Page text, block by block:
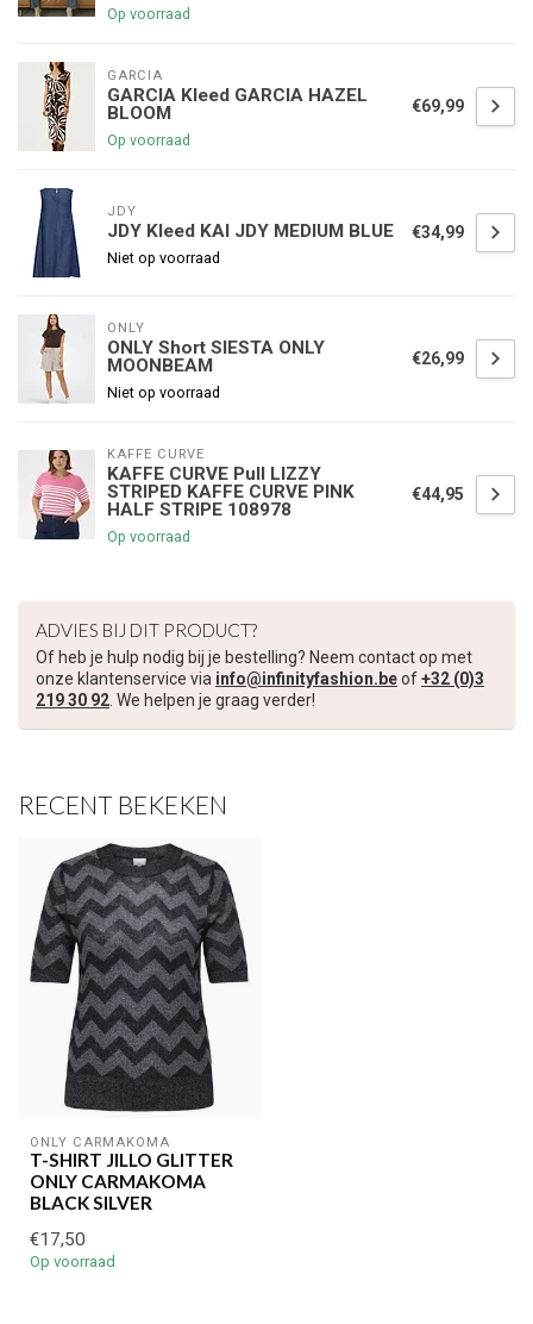
Op voorraad
GARCIA
GARCIA Kleed GARCIA HAZEL
BLOOM
Op voorraad
€69,99
JDY
JDY Kleed KAI JDY MEDIUM BLUE
Niet op voorraad
€34,99
ONLY
ONLY Short SIESTA ONLY
MOONBEAM
Niet op voorraad
€26,99
KAFFE CURVE
KAFFE CURVE Pull LIZZY
STRIPED KAFFE CURVE PINK
HALF STRIPE 108978
Op voorraad
€44,95
ADVIES BIJ DIT PRODUCT?
Of heb je hulp nodig bij je bestelling? Neem contact op met
onze klantenservice via info@infinityfashion.beof+32 (0)3
219 30 92. We helpen je graag verder!
RECENT BEKEKEN
ONLY CARMAKOMA
T-SHIRT JILLO GLITTER
ONLY CARMAKOMA
BLACK SILVER
€17,50
Op voorraad